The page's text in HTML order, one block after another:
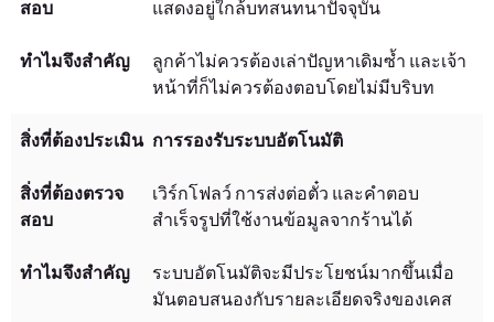
แสดงอยู่ใกล้บทสนทนาปัจจุบัน
ลูกค้าไม่ควรต้องเล่าปัญหาเดิมซ้ำ และเจ้า
หน้าที่ก็ไม่ควรต้องตอบโดยไม่มีบริบท
การรองรับระบบอัตโนมัติ
เวิร์กโฟลว์ การส่งต่อตั๋ว และคำตอบ
สำเร็จรูปที่ใช้งานข้อมูลจากร้านได้
ระบบอัตโนมัติจะมีประโยชน์มากขึ้นเมื่อ
มันตอบสนองกับรายละเอียดจริงของเคส